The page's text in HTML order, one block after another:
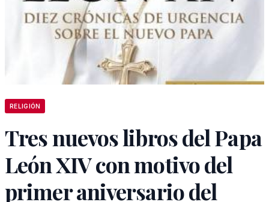
RELIGIÓN
Tres nuevos libros del Papa
León XIV con motivo del
primer aniversario del